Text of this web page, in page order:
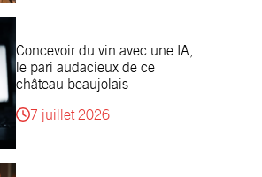
Concevoir du vin avec une IA,
le pari audacieux de ce
château beaujolais
7 juillet 2026